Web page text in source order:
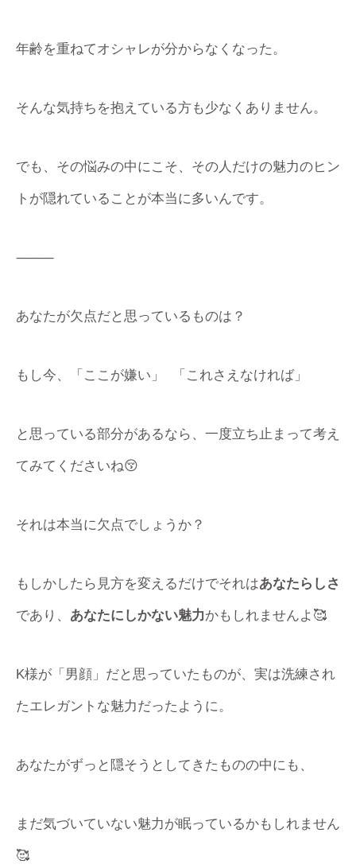
年齢を重ねてオシャレが分からなくなった。
そんな気持ちを抱えている方も少なくありません。
でも、その悩みの中にこそ、その人だけの魅力のヒン
トが隠れていることが本当に多いんです。
⸻
あなたが欠点だと思っているものは？
もし今、「ここが嫌い」 「これさえなければ」
と思っている部分があるなら、一度立ち止まって考え
てみてくださいね😚
それは本当に欠点でしょうか？
もしかしたら見方を変えるだけでそれはあなたらしさ
であり、 あなたにしかない魅力かもしれませんよ🥰
K様が「男顔」だと思っていたものが、実は洗練され
たエレガントな魅力だったように。
あなたがずっと隠そうとしてきたものの中にも、
まだ気づいていない魅力が眠っているかもしれません
🥰